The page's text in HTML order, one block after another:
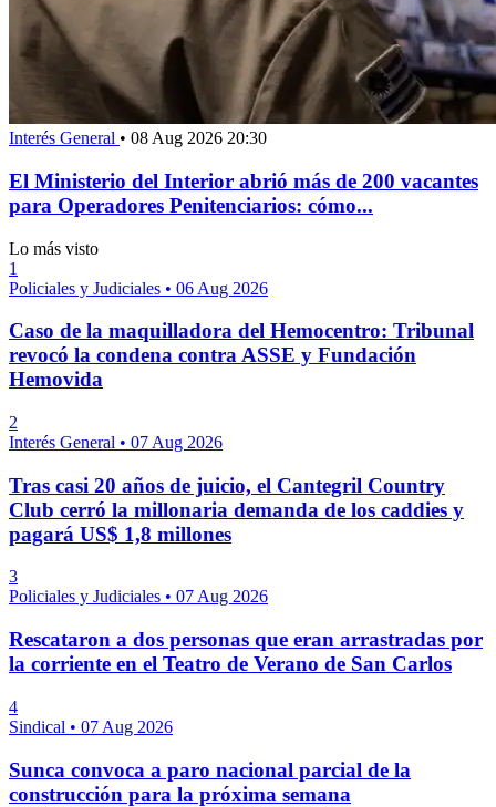
Interés General • 08 Aug 2026 20:30
El Ministerio del Interior abrió más de 200 vacantes
para Operadores Penitenciarios: cómo...
Lo más visto
1
Policiales y Judiciales • 06 Aug 2026
Caso de la maquilladora del Hemocentro: Tribunal
revocó la condena contra ASSE y Fundación
Hemovida
2
Interés General • 07 Aug 2026
Tras casi 20 años de juicio, el Cantegril Country
Club cerró la millonaria demanda de los caddies y
pagará US$ 1,8 millones
3
Policiales y Judiciales • 07 Aug 2026
Rescataron a dos personas que eran arrastradas por
la corriente en el Teatro de Verano de San Carlos
4
Sindical • 07 Aug 2026
Sunca convoca a paro nacional parcial de la
construcción para la próxima semana